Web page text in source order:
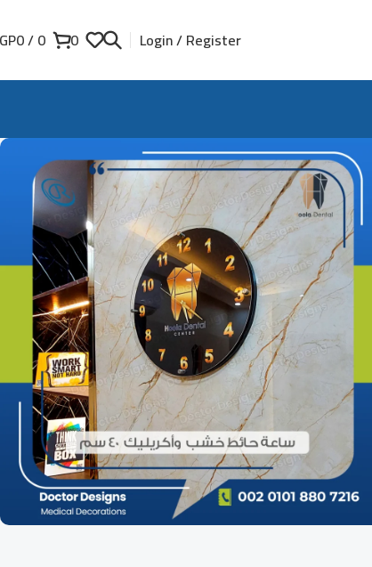
Login / Register
0
0
/
0